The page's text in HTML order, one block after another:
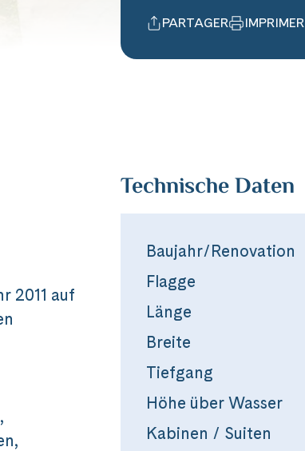
PARTAGER IMPRIMER
2011 auf
Technische Daten
Baujahr/Renovation
Flagge
Länge
Breite
Tiefgang
Höhe über Wasser
Kabinen / Suiten